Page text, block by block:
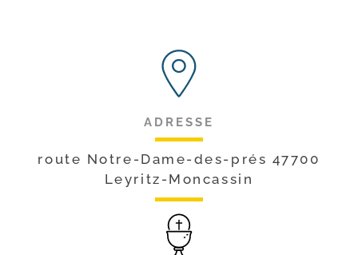
ADRESSE
route Notre-Dame-des-prés 47700
Leyritz-Moncassin